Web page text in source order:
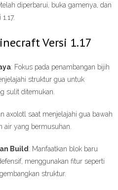
diperbarui, buka gamenya, dan
Versi 1.17
: Fokus pada penambangan bijih
struktur gua untuk
sulit ditemukan.
axolotl saat menjelajahi gua bawah
air yang bermusuhan.
Build : Manfaatkan blok baru
menggunakan fitur seperti
struktur.